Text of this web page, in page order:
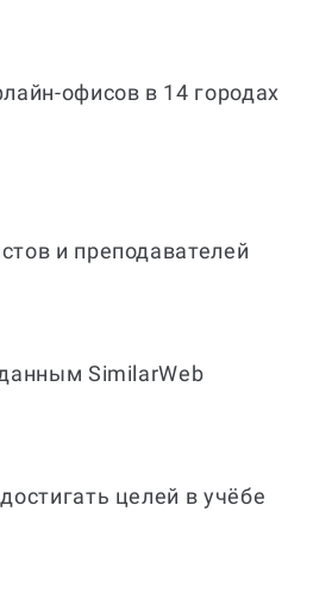
офисов в 14 городах
и преподавателей
SimilarWeb
целей в учёбе